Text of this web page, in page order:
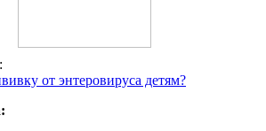
от энтеровируса детям?